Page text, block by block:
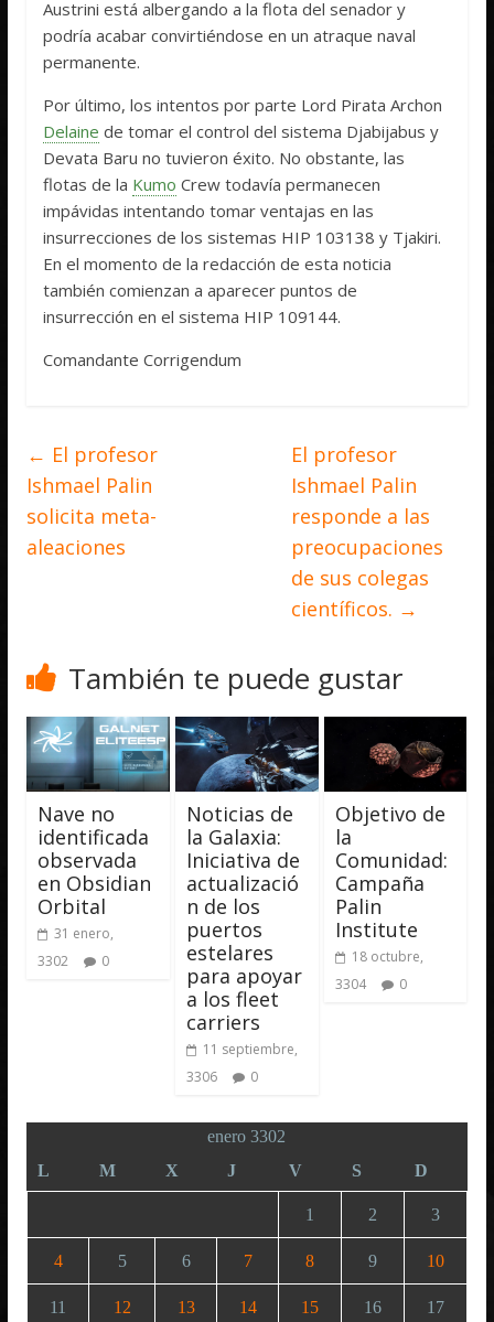
Austrini está albergando a la flota del senador y
podría acabar convirtiéndose en un atraque naval
permanente.
Por último, los intentos por parte Lord Pirata Archon
Delaine de tomar el control del sistema Djabijabus y
Devata Baru no tuvieron éxito. No obstante, las
flotas de la Kumo Crew todavía permanecen
impávidas intentando tomar ventajas en las
insurrecciones de los sistemas HIP 103138 y Tjakiri.
En el momento de la redacción de esta noticia
también comienzan a aparecer puntos de
insurrección en el sistema HIP 109144.
Comandante Corrigendum
← El profesor
Ishmael Palin
solicita meta-
aleaciones
El profesor
Ishmael Palin
responde a las
preocupaciones
de sus colegas
científicos. →
También te puede gustar
Nave no
identificada
observada
en Obsidian
Orbital
31 enero,
3302
0
Noticias de
la Galaxia:
Iniciativa de
actualizació
n de los
puertos
estelares
para apoyar
a los fleet
carriers
11 septiembre,
3306
0
Objetivo de
la
Comunidad:
Campaña
Palin
Institute
18 octubre,
3304
0
enero 3302
L
M X J V S D
1 2 3
4 5 6 7 8 9 10
11 12 13 14 15 16 17